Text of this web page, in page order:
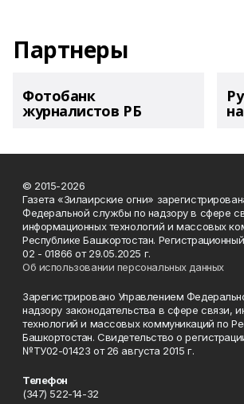
Партнеры
Фотобанк
журналистов РБ
© 2015-2026
Газета «Зилаирские огни»
Федеральной службы по надзору в сфере
информационных технологий и массовых
Республике Башкортостан.
02 - 01866 от 29.05.2025 г.
Об использовании персональных данных
Зарегистрировано Управлением
надзору законодательства в сфере связи,
технологий и массовых коммуникаций по
Башкортостан. Свидетельство о
№ТУ02-01423 от 26 августа 2015 г.
Телефон
(347) 522-14-32